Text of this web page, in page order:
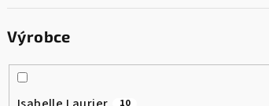
Výrobce
10